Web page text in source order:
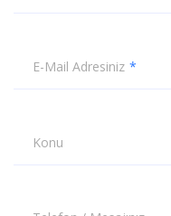
E-Mail Adresiniz
Konu